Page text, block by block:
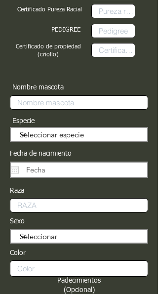
Certificado Pureza Racial
PEDIGREE
Certificado de propiedad
(criollo)
Nombre mascota
Especie
Fecha de nacimiento
Raza
Sexo
Color
Padecimientos
(Opcional)